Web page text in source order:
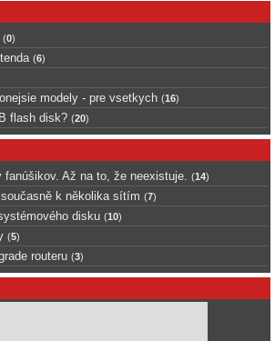
(0)
(6)
modely - pre vsetkych (16)
flash disk? (20)
fanúšikov. Až na to, že neexistuje. (14)
k několika sítím (7)
disku (10)
(5)
routeru (3)